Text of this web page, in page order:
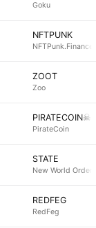
Goku
NFTPUNK
NFTPunk.Finance
ZOOT
Zoo
PIRATECOIN☠
PirateCoin
STATE
New World Order
REDFEG
RedFeg